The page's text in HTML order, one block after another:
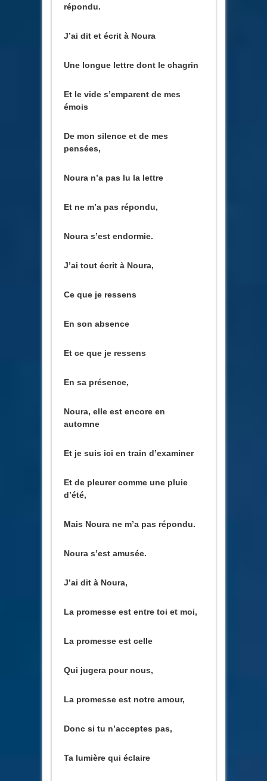
répondu.
J’ai dit et écrit à Noura
Une longue lettre dont le chagrin
Et le vide s’emparent de mes
émois
De mon silence et de mes
pensées,
Noura n’a pas lu la lettre
Et ne m’a pas répondu,
Noura s’est endormie.
J’ai tout écrit à Noura,
Ce que je ressens
En son absence
Et ce que je ressens
En sa présence,
Noura, elle est encore en
automne
Et je suis ici en train d’examiner
Et de pleurer comme une pluie
d’été,
Mais Noura ne m’a pas répondu.
Noura s’est amusée.
J’ai dit à Noura,
La promesse est entre toi et moi,
La promesse est celle
Qui jugera pour nous,
La promesse est notre amour,
Donc si tu n’acceptes pas,
Ta lumière qui éclaire